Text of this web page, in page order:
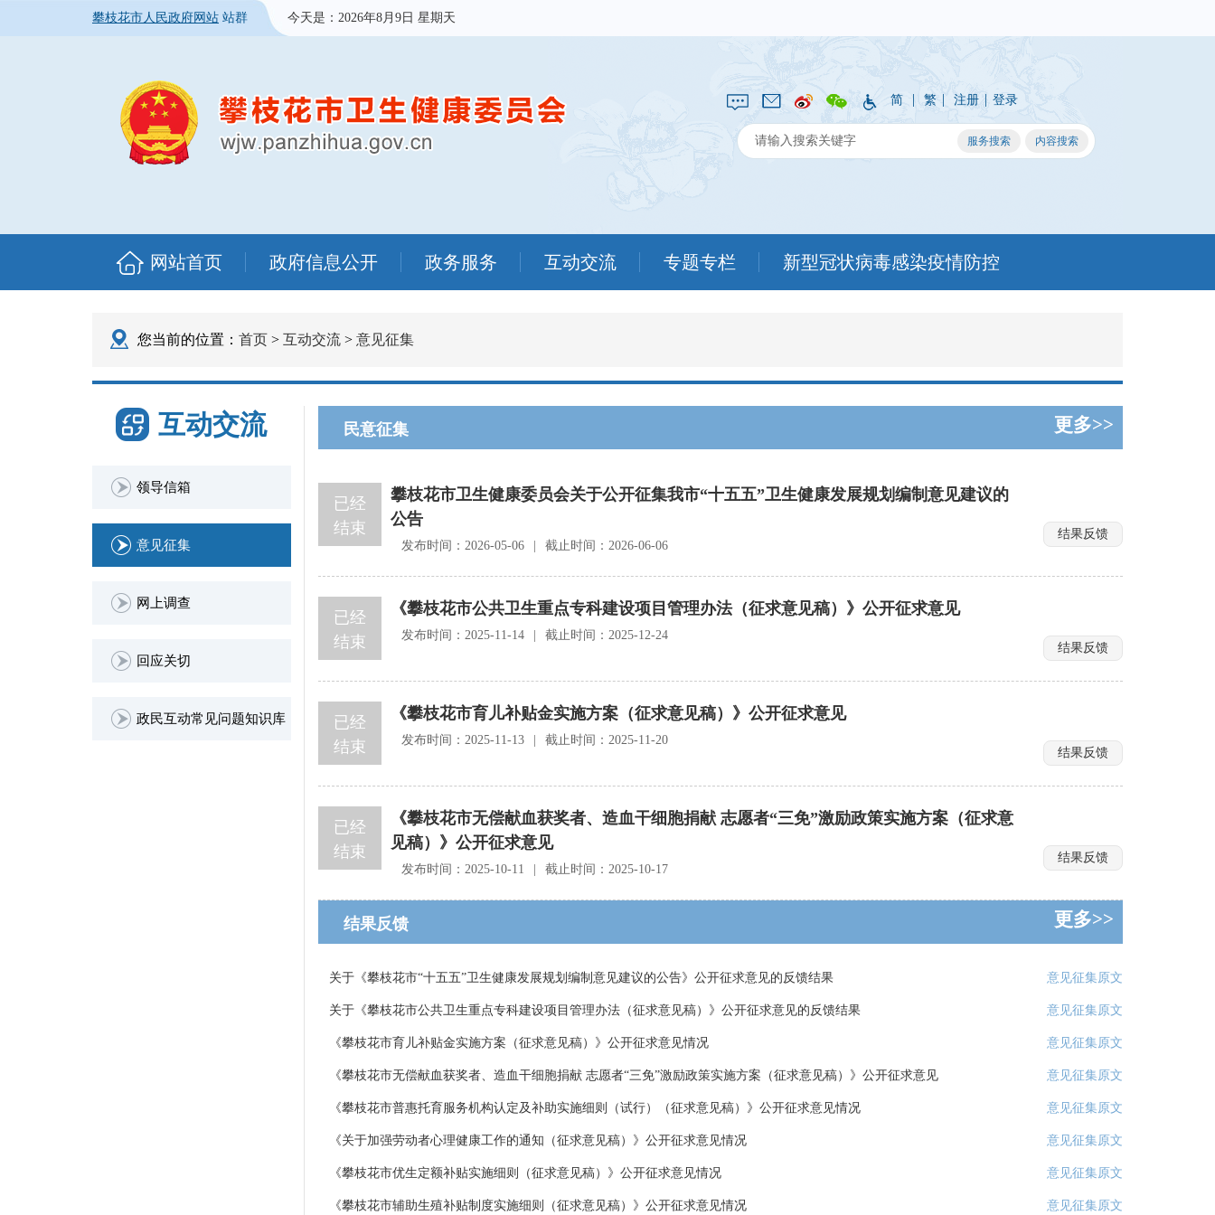
攀枝花市人民政府网站 站群 今天是： 2026年8月9日 星期天
简 | 繁 | 注册 | 登录
网站首页 政府信息公开 政务服务 互动交流 专题专栏 新型冠状病毒感染疫情防控
您当前的位置： 首页 > 互动交流 > 意见征集
互动交流
领导信箱
意见征集
网上调查
回应关切
政民互动常见问题知识库
民意征集 更多>>
已经
结束
攀枝花市卫生健康委员会关于公开征集我市“十五五”卫生健康发展规划编制意见建议的
公告
发布时间：2026-05-06 截止时间：2026-06-06
结果反馈
已经
结束
《攀枝花市公共卫生重点专科建设项目管理办法（征求意见稿）》公开征求意见
发布时间：2025-11-14
截止时间：2025-12-24
结果反馈
已经
结束
《攀枝花市育儿补贴金实施方案（征求意见稿）》公开征求意见
发布时间：2025-11-13
截止时间：2025-11-20
结果反馈
已经
结束
《攀枝花市无偿献血获奖者、造血干细胞捐献 志愿者“三免”激励政策实施方案（征求意
见稿）》公开征求意见
发布时间：2025-10-11 截止时间：2025-10-17
结果反馈
结果反馈 更多>>
意见征集原文
关于《攀枝花市“十五五”卫生健康发展规划编制意见建议的公告》公开征求意见的反馈结果
意见征集原文
关于《攀枝花市公共卫生重点专科建设项目管理办法（征求意见稿）》公开征求意见的反馈结果
意见征集原文
《攀枝花市育儿补贴金实施方案（征求意见稿）》公开征求意见情况
意见征集原文
《攀枝花市无偿献血获奖者、造血干细胞捐献 志愿者“三免”激励政策实施方案（征求意见稿）》公开征求意见
意见征集原文
《攀枝花市普惠托育服务机构认定及补助实施细则（试行）（征求意见稿）》公开征求意见情况
意见征集原文
《关于加强劳动者心理健康工作的通知（征求意见稿）》公开征求意见情况
意见征集原文
《攀枝花市优生定额补贴实施细则（征求意见稿）》公开征求意见情况
意见征集原文
《攀枝花市辅助生殖补贴制度实施细则（征求意见稿）》公开征求意见情况